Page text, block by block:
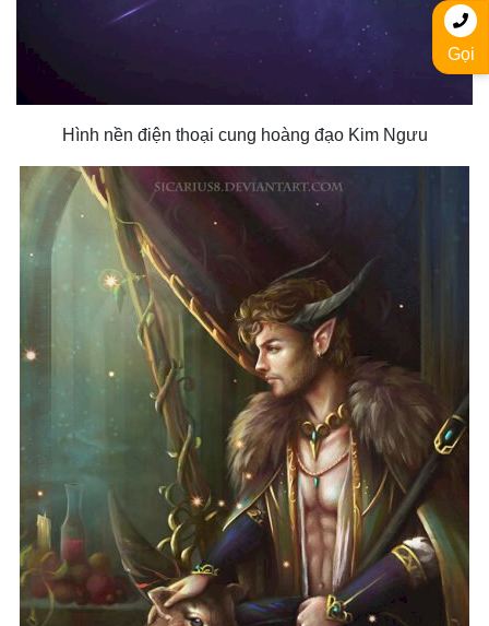
Hình nền điện thoại cung hoàng đạo Kim Ngưu
Gọi